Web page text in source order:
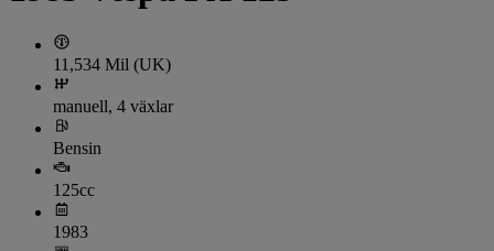
11,534 Mil (UK)
manuell, 4 växlar
Bensin
125cc
1983